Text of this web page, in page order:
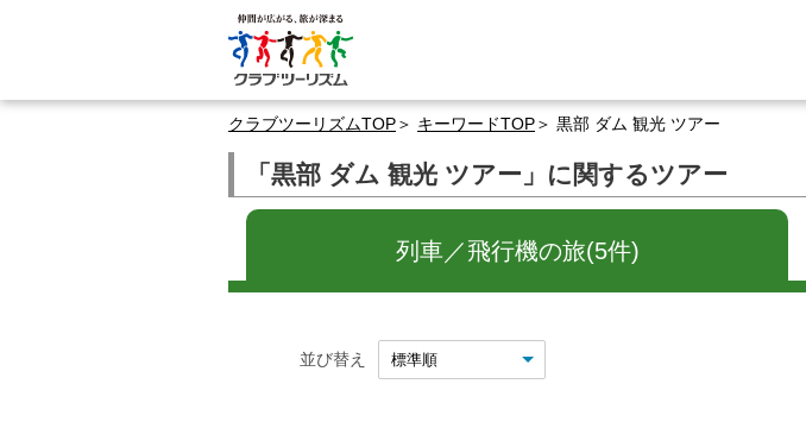
クラブツーリズムTOP キーワードTOP 黒部 ダム 観光 ツアー
「黒部 ダム 観光 ツアー」に関するツアー
列車／飛行機の旅(5件)
並び替え